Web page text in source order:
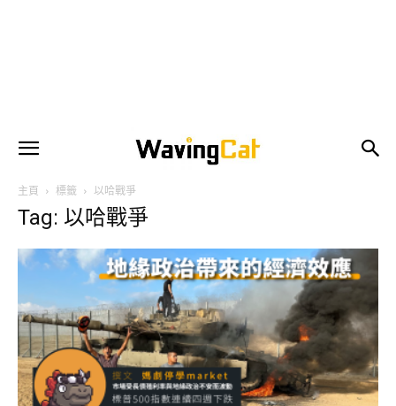
主頁 標籤 以哈戰爭
Tag: 以哈戰爭